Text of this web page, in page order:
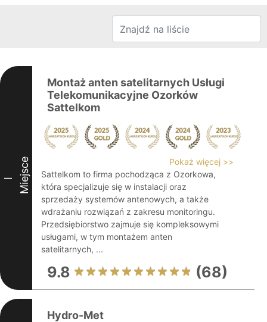
I Miejsce
Montaż anten satelitarnych Usługi
Telekomunikacyjne Ozorków
Sattelkom
Pokaż więcej >>
Sattelkom to firma pochodząca z Ozorkowa,
która specjalizuje się w instalacji oraz
sprzedaży systemów antenowych, a także
wdrażaniu rozwiązań z zakresu monitoringu.
Przedsiębiorstwo zajmuje się kompleksowymi
usługami, w tym montażem anten
satelitarnych, ...
9.8 (68)
Hydro-Met